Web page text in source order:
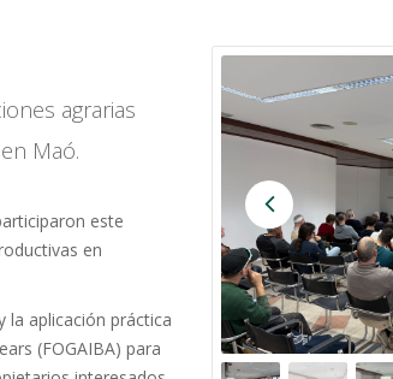
agrarias
Maó.
este
en
la aplicación práctica
(FOGAIBA) para